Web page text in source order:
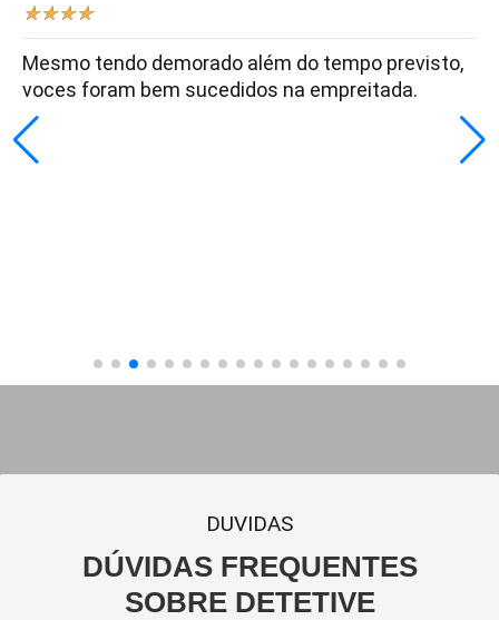
★★★★
Mesmo tendo demorado além do tempo previsto,
voces foram bem sucedidos na empreitada.
DUVIDAS
DÚVIDAS FREQUENTES
SOBRE DETETIVE